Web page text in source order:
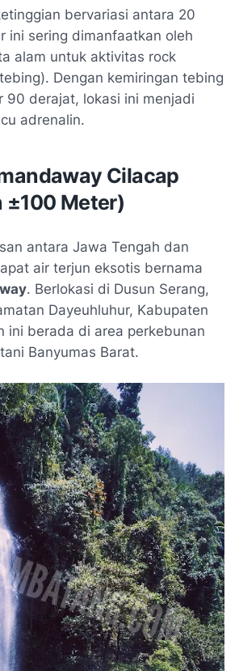
bervariasi antara 20
ini sering dimanfaatkan oleh
alam untuk aktivitas rock
Dengan kemiringan tebing
90 derajat, lokasi ini menjadi
adrenalin.
Cilacap
±100 Meter)
antara Jawa Tengah dan
air terjun eksotis bernama
. Berlokasi di Dusun Serang,
Dayeuhluhur, Kabupaten
ini berada di area perkebunan
Banyumas Barat.